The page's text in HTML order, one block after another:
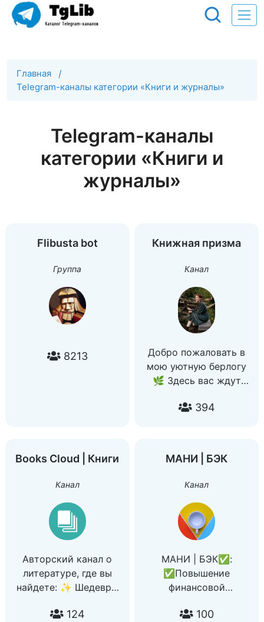
Главная /
Telegram-каналы категории «Книги и журналы»
Telegram-каналы
категории «Книги и
журналы»
Flibusta bot
Группа
8213
Книжная призма
Канал
Добро пожаловать в
мою уютную берлогу
🌿 Здесь вас ждут
книжные подборки,
контента.
Присоединяйся, у нас
очень уютно 🌻
394
Books Cloud | Книги
Канал
Авторский канал о
литературе, где вы
найдете: ✨ Шедевры
Аудиокниги в
124
МАНИ | БЭК
Канал
МАНИ | БЭК✅:
✅Повышение
финансовой
✅Образование
100